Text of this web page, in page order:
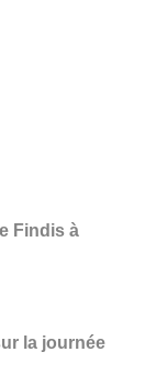
Findis à
la journée